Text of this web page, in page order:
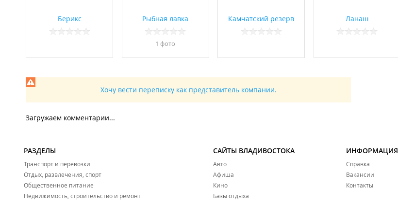
Берикс Рыбная лавка
1 фото
Камчатский резерв Ланаш
Хочу вести переписку как представитель компании.
Загружаем комментарии...
РАЗДЕЛЫ
Транспорт и перевозки
Отдых, развлечения, спорт
Общественное питание
Недвижимость, строительство и ремонт
САЙТЫ ВЛАДИВОСТОКА
Авто
Афиша
Кино
Базы отдыха
ИНФОРМАЦИЯ
Справка
Вакансии
Контакты